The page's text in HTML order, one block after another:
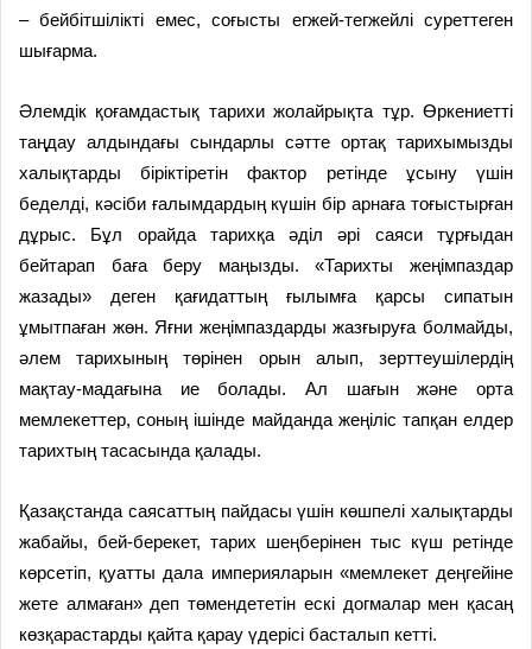
– бейбітшілікті емес, соғысты егжей-тегжейлі суреттеген
шығарма.
Әлемдік қоғамдастық тарихи жолайрықта тұр. Өркениетті
таңдау алдындағы сындарлы сәтте ортақ тарихымызды
халықтарды біріктіретін фактор ретінде ұсыну үшін
беделді, кәсіби ғалымдардың күшін бір арнаға тоғыстырған
дұрыс. Бұл орайда тарихқа әділ әрі саяси тұрғыдан
бейтарап баға беру маңызды. «Тарихты жеңімпаздар
жазады» деген қағидаттың ғылымға қарсы сипатын
ұмытпаған жөн. Яғни жеңімпаздарды жазғыруға болмайды,
әлем тарихының төрінен орын алып, зерттеушілердің
мақтау-мадағына ие болады. Ал шағын және орта
мемлекеттер, соның ішінде майданда жеңіліс тапқан елдер
тарихтың тасасында қалады.
Қазақстанда саясаттың пайдасы үшін көшпелі халықтарды
жабайы, бей-берекет, тарих шеңберінен тыс күш ретінде
көрсетіп, қуатты дала империяларын «мемлекет деңгейіне
жете алмаған» деп төмендететін ескі догмалар мен қасаң
көзқарастарды қайта қарау үдерісі басталып кетті.